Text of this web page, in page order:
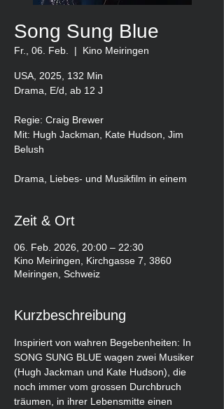
Song Sung Blue
Fr., 06. Feb.
  |
Kino Meiringen
USA, 2025, 132 Min
Drama, E/d, ab 12 J
Regie: Craig Brewer
Mit: Hugh Jackman, Kate Hudson, Jim
Belush
Drama, Liebes- und Musikfilm in einem
Zeit & Ort
06. Feb. 2026, 20:00 – 22:30
Kino Meiringen, Kirchgasse 7, 3860
Meiringen, Schweiz
Kurzbeschreibung
Inspiriert von wahren Begebenheiten: In
SONG SUNG BLUE wagen zwei Musiker
(Hugh Jackman und Kate Hudson), die
noch immer vom grossen Durchbruch
träumen, in ihrer Lebensmitte einen